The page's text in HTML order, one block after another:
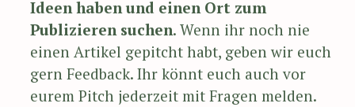
Ideen haben und einen Ort zum
Publizieren suchen. Wenn ihr noch nie
einen Artikel gepitcht habt, geben wir euch
gern Feedback. Ihr könnt euch auch vor
eurem Pitch jederzeit mit Fragen melden.